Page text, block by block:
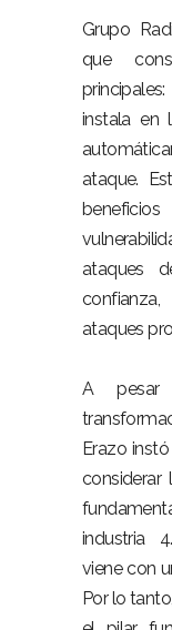
Grupo
que
instala en
ataque.
ataques
ataques
A
Erazo
considerar
industria
viene con
Por lo